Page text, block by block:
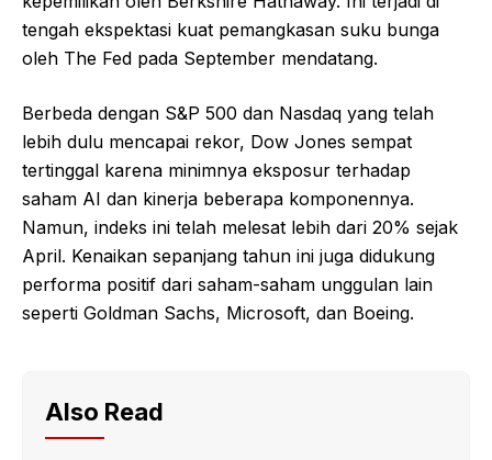
tengah ekspektasi kuat pemangkasan suku bunga
oleh The Fed pada September mendatang.
Berbeda dengan S&P 500 dan Nasdaq yang telah
lebih dulu mencapai rekor, Dow Jones sempat
tertinggal karena minimnya eksposur terhadap
saham AI dan kinerja beberapa komponennya.
Namun, indeks ini telah melesat lebih dari 20% sejak
April. Kenaikan sepanjang tahun ini juga didukung
performa positif dari saham-saham unggulan lain
seperti Goldman Sachs, Microsoft, dan Boeing.
Also Read